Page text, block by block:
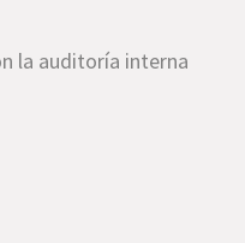
la auditoría interna